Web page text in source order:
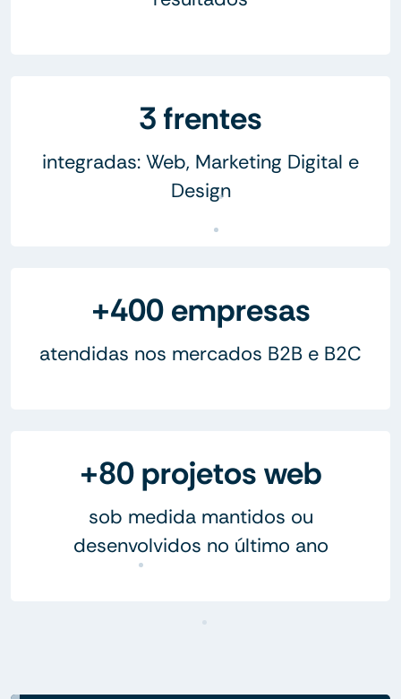
3 frentes
integradas: Web, Marketing Digital e
Design
+400 empresas
atendidas nos mercados B2B e B2C
+80 projetos web
sob medida mantidos ou
desenvolvidos no último ano